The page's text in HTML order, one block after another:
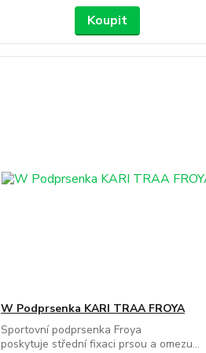
Koupit
W Podprsenka KARI TRAA FROYA
Sportovní podprsenka Froya
poskytuje střední fixaci prsou a omezu...